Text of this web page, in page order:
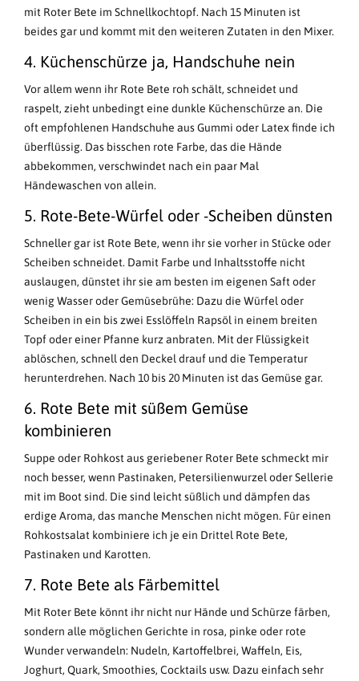
mit Roter Bete im Schnellkochtopf. Nach 15 Minuten ist
beides gar und kommt mit den weiteren Zutaten in den Mixer.
4. Küchenschürze ja, Handschuhe nein
Vor allem wenn ihr Rote Bete roh schält, schneidet und
raspelt, zieht unbedingt eine dunkle Küchenschürze an. Die
oft empfohlenen Handschuhe aus Gummi oder Latex finde ich
überflüssig. Das bisschen rote Farbe, das die Hände
abbekommen, verschwindet nach ein paar Mal
Händewaschen von allein.
5. Rote-Bete-Würfel oder -Scheiben dünsten
Schneller gar ist Rote Bete, wenn ihr sie vorher in Stücke oder
Scheiben schneidet. Damit Farbe und Inhaltsstoffe nicht
auslaugen, dünstet ihr sie am besten im eigenen Saft oder
wenig Wasser oder Gemüsebrühe: Dazu die Würfel oder
Scheiben in ein bis zwei Esslöffeln Rapsöl in einem breiten
Topf oder einer Pfanne kurz anbraten. Mit der Flüssigkeit
ablöschen, schnell den Deckel drauf und die Temperatur
herunterdrehen. Nach 10 bis 20 Minuten ist das Gemüse gar.
6. Rote Bete mit süßem Gemüse
kombinieren
Suppe oder Rohkost aus geriebener Roter Bete schmeckt mir
noch besser, wenn Pastinaken, Petersilienwurzel oder Sellerie
mit im Boot sind. Die sind leicht süßlich und dämpfen das
erdige Aroma, das manche Menschen nicht mögen. Für einen
Rohkostsalat kombiniere ich je ein Drittel Rote Bete,
Pastinaken und Karotten.
7. Rote Bete als Färbemittel
Mit Roter Bete könnt ihr nicht nur Hände und Schürze färben,
sondern alle möglichen Gerichte in rosa, pinke oder rote
Wunder verwandeln: Nudeln, Kartoffelbrei, Waffeln, Eis,
Joghurt, Quark, Smoothies, Cocktails usw. Dazu einfach sehr